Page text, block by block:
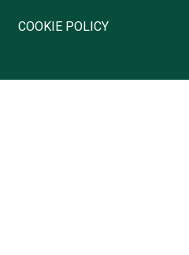
COOKIE POLICY